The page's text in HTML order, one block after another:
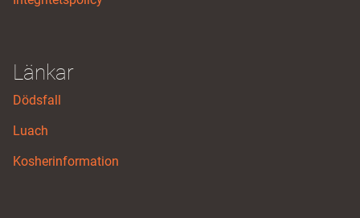
Länkar
Dödsfall
Luach
Kosherinformation